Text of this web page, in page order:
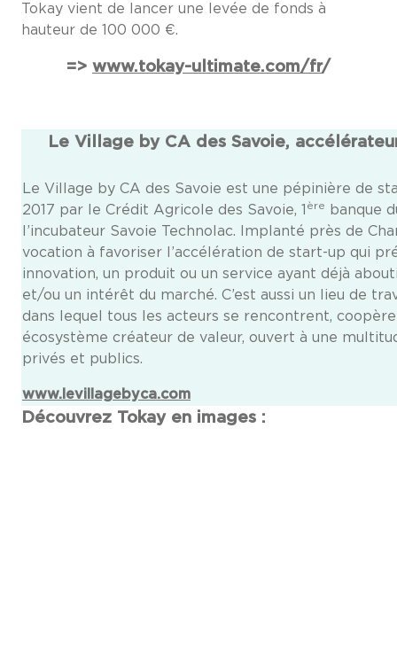
Tokay vient de lancer une levée de fonds à
hauteur de 100 000 €.
=> www.tokay-ultimate.com/fr/
Le Village by CA des Savoie,
Le Village by CA des Savoie est une pépinière de
2017 par le Crédit Agricole des Savoie, 1 ère
banque
l’incubateur Savoie Technolac. Implanté près de
vocation à favoriser l’accélération de start-up qui
innovation, un produit ou un service ayant déjà
et/ou un intérêt du marché. C’est aussi un lieu de
dans lequel tous les acteurs se rencontrent,
écosystème créateur de valeur, ouvert à une
privés et publics.
www.levillagebyca.com
Découvrez Tokay en images :